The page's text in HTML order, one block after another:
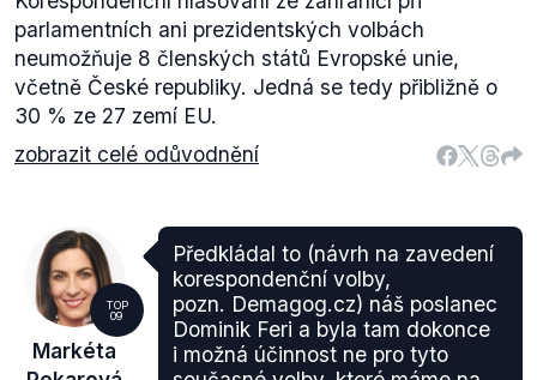
parlamentních ani prezidentských volbách
neumožňuje 8 členských států Evropské unie,
včetně České republiky. Jedná se tedy přibližně o
30 % ze 27 zemí EU.
zobrazit celé odůvodnění
TOP
09
Markéta
Předkládal to (návrh na zavedení
korespondenční volby,
pozn. Demagog.cz) náš poslanec
Dominik Feri a byla tam dokonce
i možná účinnost ne pro tyto